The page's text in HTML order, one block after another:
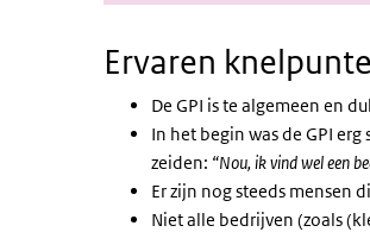
Ervaren
De GPI is te algemeen en
In het begin was de GPI
zeiden: “Nou, ik vind wel een
Er zijn nog steeds
Niet alle bedrijven (zoals